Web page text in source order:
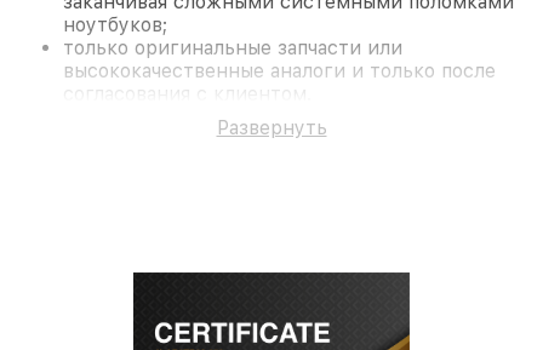
ноутбуков;
только оригинальные запчасти или
высококачественные аналоги и только после
согласования с клиентом.
На все работы и замененные комплектующие
предоставляется длительная гарантия. В случае
современное оборудование и
Развернуть